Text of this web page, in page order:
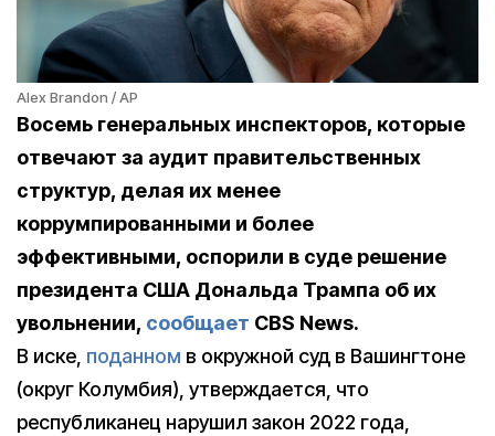
Alex Brandon / AP
Восемь генеральных инспекторов, которые
отвечают за аудит правительственных
структур, делая их менее
коррумпированными и более
эффективными, оспорили в суде решение
президента США Дональда Трампа об их
увольнении, сообщает CBS News.
В иске, поданном в окружной суд в Вашингтоне
(округ Колумбия), утверждается, что
республиканец нарушил закон 2022 года,